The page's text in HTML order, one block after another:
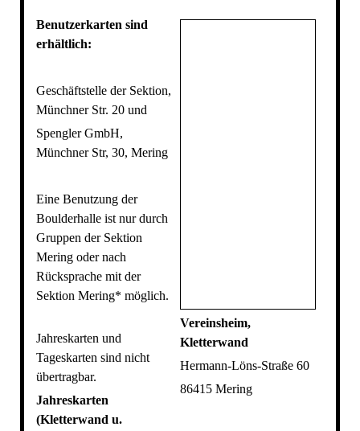
Benutzerkarten sind
erhältlich:
Geschäftstelle der Sektion,
Münchner Str. 20 und
Spengler GmbH,
Münchner Str, 30, Mering
Eine Benutzung der
Boulderhalle ist nur durch
Gruppen der Sektion
Mering oder nach
Rücksprache mit der
Sektion Mering* möglich.
Jahreskarten und
Tageskarten sind nicht
übertragbar.
Jahreskarten
(Kletterwand u.
Vereinsheim,
Kletterwand
Hermann-Löns-Straße 60
86415 Mering